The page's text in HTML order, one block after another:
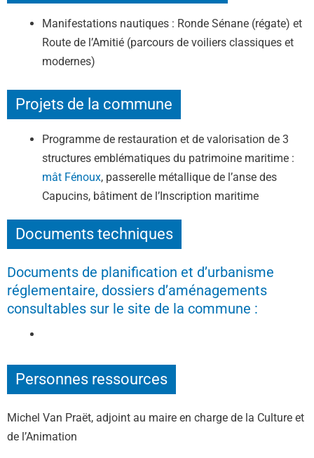
Manifestations nautiques : Ronde Sénane (régate) et
Route de l’Amitié (parcours de voiliers classiques et
modernes)
Projets de la commune
Programme de restauration et de valorisation de 3
structures emblématiques du patrimoine maritime :
mât Fénoux, passerelle métallique de l’anse des
Capucins, bâtiment de l’Inscription maritime
Documents techniques
Documents de planification et d’urbanisme
réglementaire, dossiers d’aménagements
consultables sur le site de la commune :
Personnes ressources
Michel Van Praët, adjoint au maire en charge de la Culture et
de l’Animation